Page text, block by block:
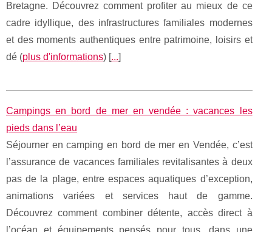
Bretagne. Découvrez comment profiter au mieux de ce
cadre idyllique, des infrastructures familiales modernes
et des moments authentiques entre patrimoine, loisirs et
dé (plus d'informations) [...]
Campings en bord de mer en vendée : vacances les
pieds dans l’eau
Séjourner en camping en bord de mer en Vendée, c’est
l’assurance de vacances familiales revitalisantes à deux
pas de la plage, entre espaces aquatiques d’exception,
animations variées et services haut de gamme.
Découvrez comment combiner détente, accès direct à
l’océan et équipements pensés pour tous, dans une